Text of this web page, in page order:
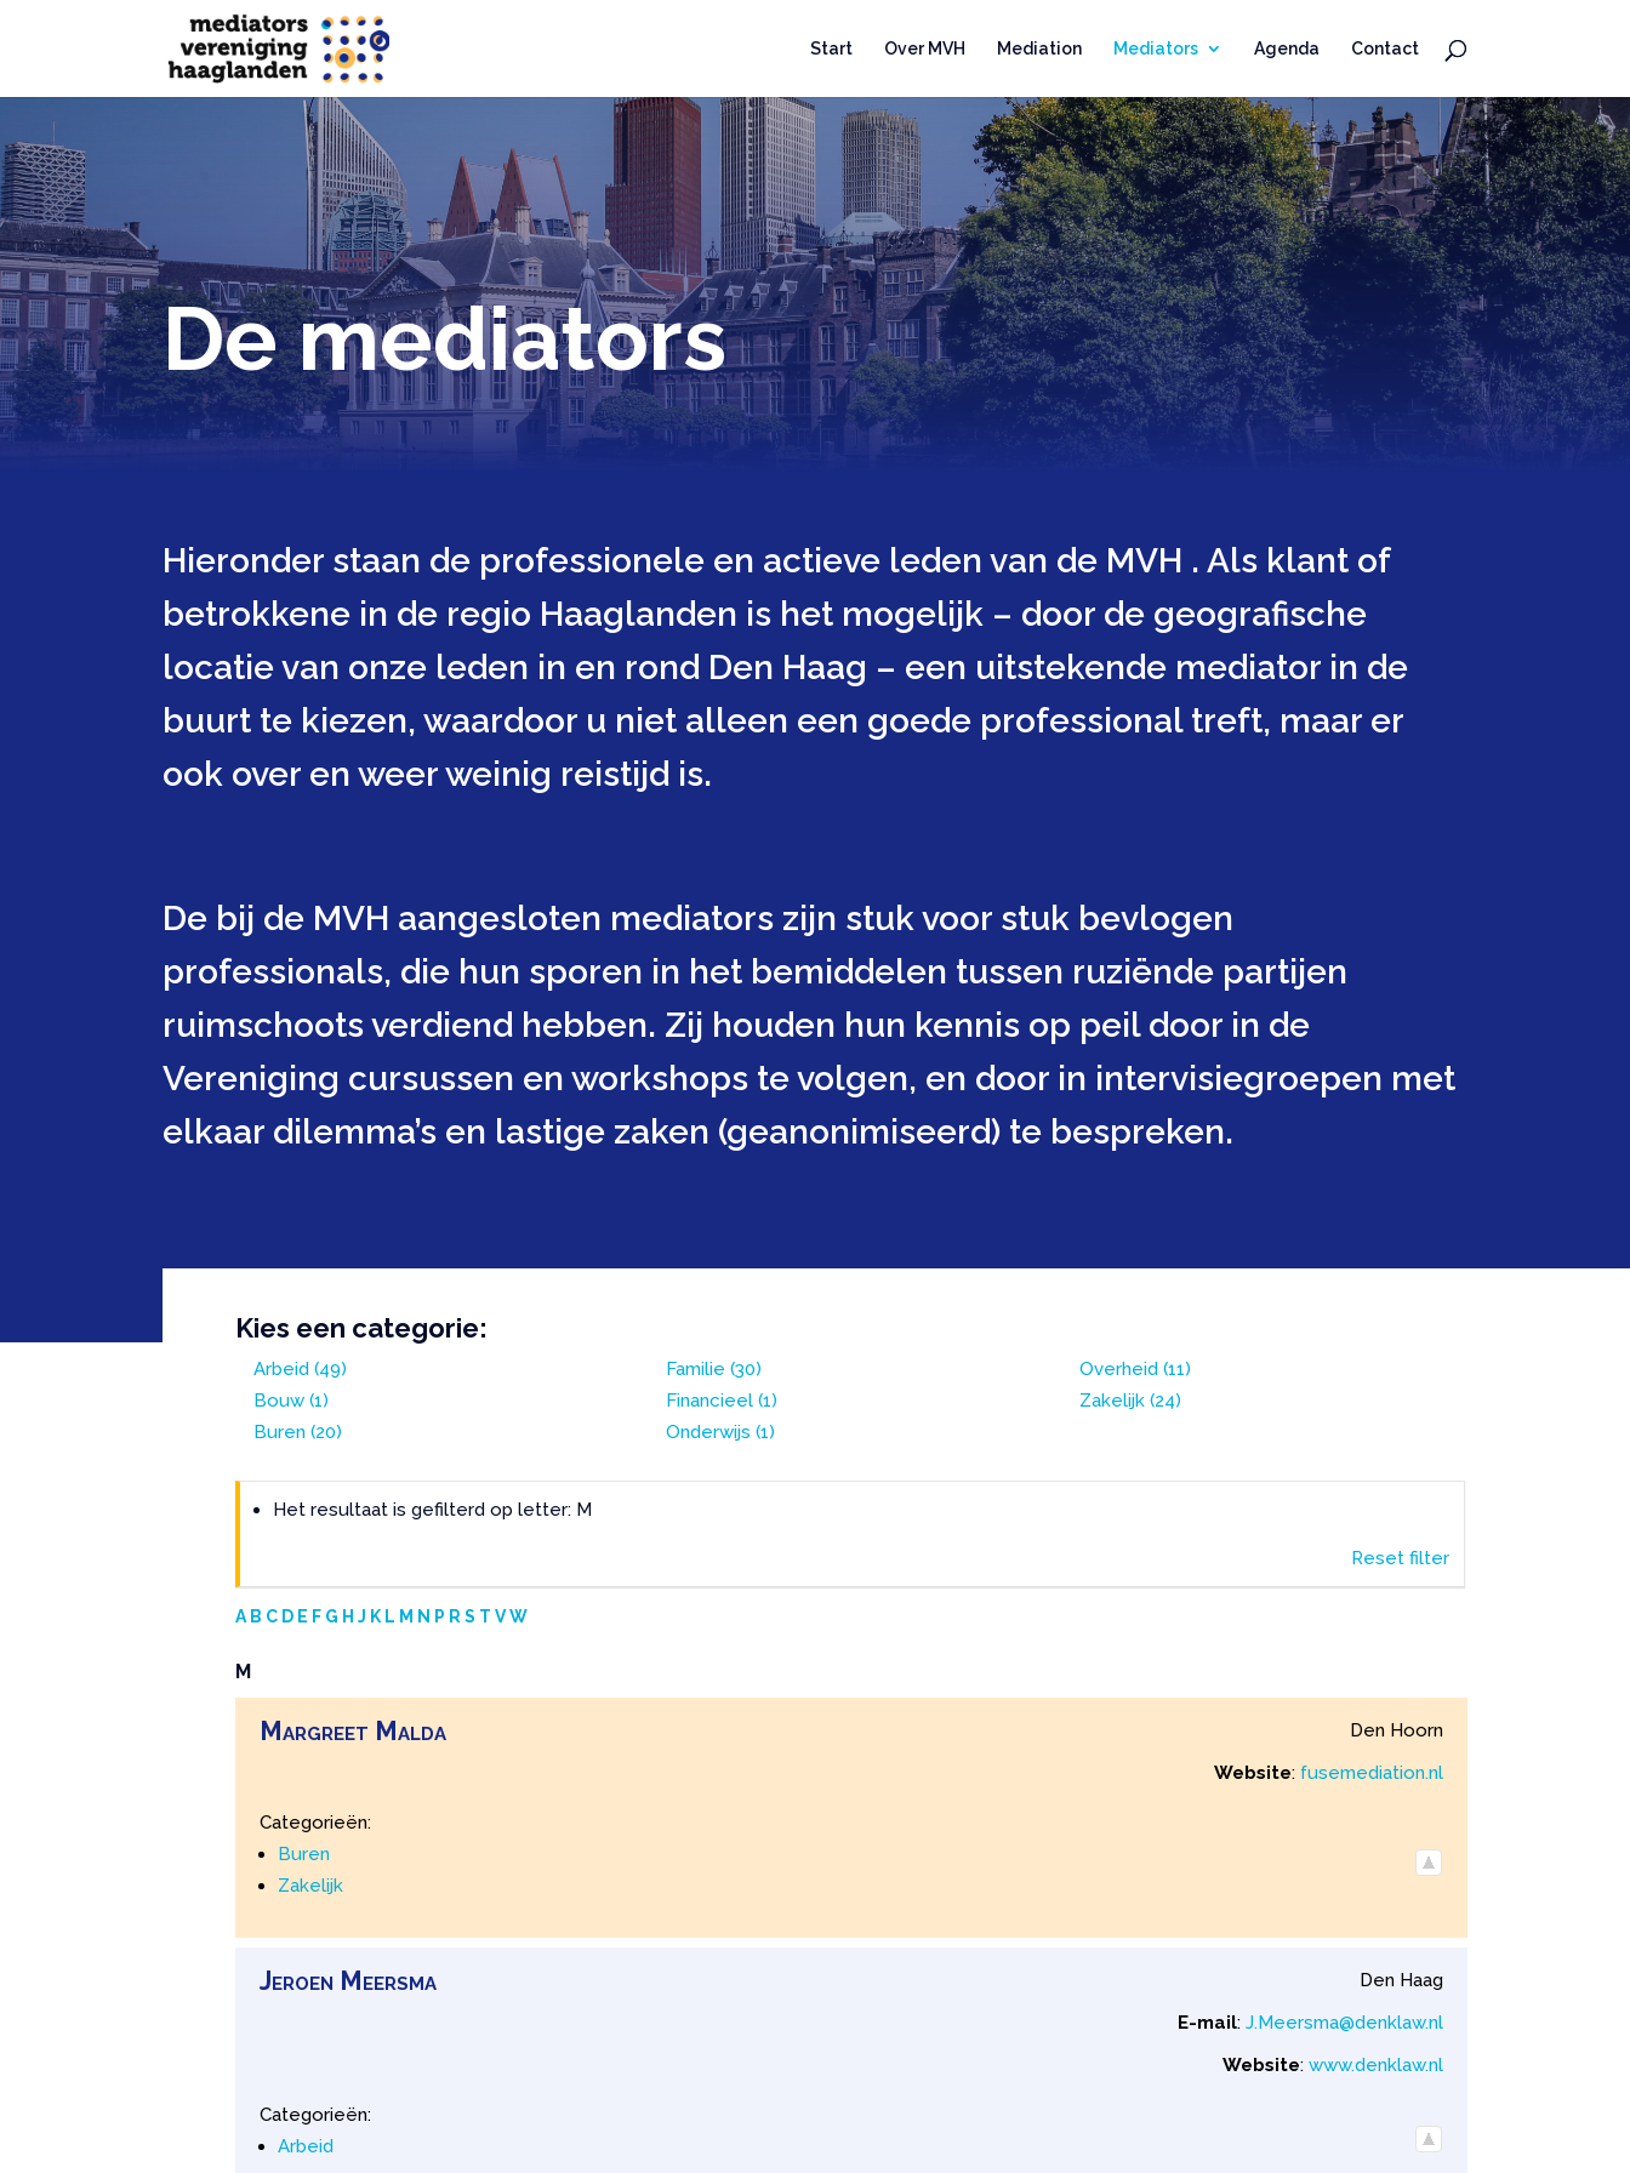
Start Over MVH Mediation Mediators Agenda Contact
De mediators
Hieronder staan de professionele en actieve leden van de MVH . Als klant of
betrokkene in de regio Haaglanden is het mogelijk – door de geografische
locatie van onze leden in en rond Den Haag – een uitstekende mediator in de
buurt te kiezen, waardoor u niet alleen een goede professional treft, maar er
ook over en weer weinig reistijd is.
De bij de MVH aangesloten mediators zijn stuk voor stuk bevlogen
professionals, die hun sporen in het bemiddelen tussen ruziënde partijen
ruimschoots verdiend hebben. Zij houden hun kennis op peil door in de
Vereniging cursussen en workshops te volgen, en door in intervisiegroepen met
elkaar dilemma’s en lastige zaken (geanonimiseerd) te bespreken.
Kies een categorie:
Arbeid (49)
Bouw (1)
Buren (20)
Familie (30)
Financieel (1)
Onderwijs (1)
Overheid (11)
Zakelijk(24)
Het resultaat is gefilterd op letter: M
Reset filter
A B C D E F G H J K L M N P R S T VW
M
Margreet Malda
Den Hoorn
Website: fusemediation.nl
Categorieën:
Buren
Zakelijk
Jeroen Meersma
Den Haag
E-mail: J.Meersma@denklaw.nl
Website: www.denklaw.nl
Categorieën:
Arbeid